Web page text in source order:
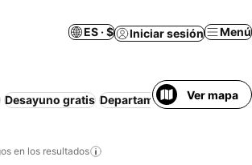
ES · $ Iniciar sesión Menú
Desayuno gratis Departamento equipado
Ver mapa
en los resultados